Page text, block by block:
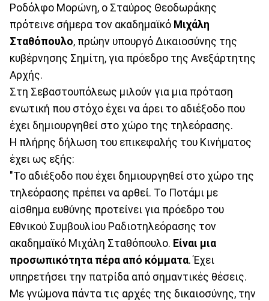
Ροδόλφο Μορώνη, ο Σταύρος Θεοδωράκης
πρότεινε σήμερα τον ακαδημαϊκό Μιχάλη
Σταθόπουλο, πρώην υπουργό Δικαιοσύνης της
κυβέρνησης Σημίτη, για πρόεδρο της Ανεξάρτητης
Αρχής.
Στη Σεβαστουπόλεως μιλούν για μια πρόταση
ενωτική που στόχο έχει να άρει το αδιέξοδο που
έχει δημιουργηθεί στο χώρο της τηλεόρασης.
Η πλήρης δήλωση του επικεφαλής του Κινήματος
έχει ως εξής:
"Το αδιέξοδο που έχει δημιουργηθεί στο χώρο της
τηλεόρασης πρέπει να αρθεί. Το Ποτάμι με
αίσθημα ευθύνης προτείνει για πρόεδρο του
Εθνικού Συμβουλίου Ραδιοτηλεόρασης τον
ακαδημαϊκό Μιχάλη Σταθόπουλο. Είναι μια
προσωπικότητα πέρα από κόμματα. Έχει
υπηρετήσει την πατρίδα από σημαντικές θέσεις.
Με γνώμονα πάντα τις αρχές της δικαιοσύνης, την